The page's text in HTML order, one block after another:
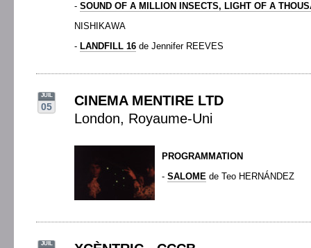
- SOUND OF A MILLION INSECTS, LIGHT OF A
NISHIKAWA
- LANDFILL 16 de Jennifer REEVES
JUIL
05
CINEMA MENTIRE LTD
London, Royaume-Uni
PROGRAMMATION
- SALOME de Teo HERNÁNDEZ
JUIL